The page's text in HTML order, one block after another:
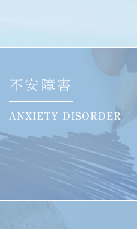
不安障害
ANXIETY DISORDER